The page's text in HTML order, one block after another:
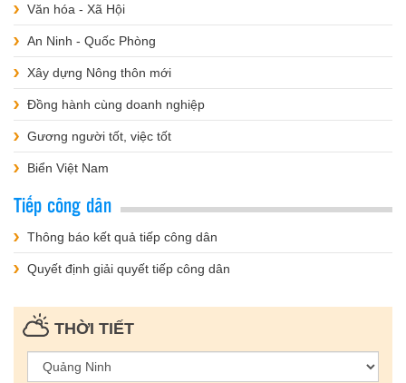
Văn hóa - Xã Hội
An Ninh - Quốc Phòng
Xây dựng Nông thôn mới
Đồng hành cùng doanh nghiệp
Gương người tốt, việc tốt
Biển Việt Nam
Tiếp công dân
Thông báo kết quả tiếp công dân
Quyết định giải quyết tiếp công dân
THỜI TIẾT